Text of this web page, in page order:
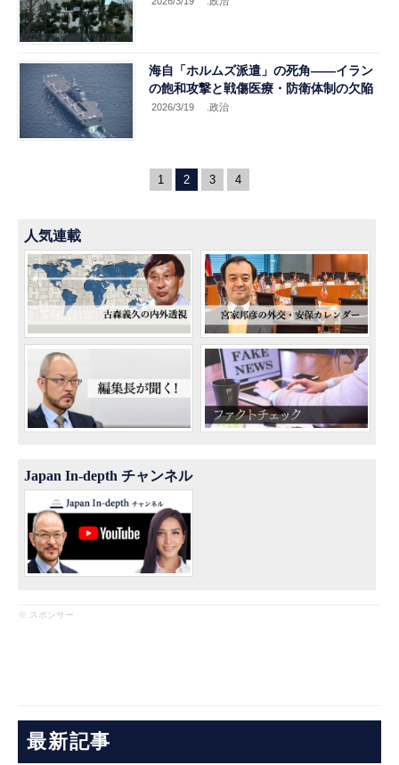
海自「ホルムズ派遣」の死角――イラン
の飽和攻撃と戦傷医療・防衛体制の欠陥
2026/3/19 .政治
1 2 3 4
人気連載
Japan In-depth チャンネル
※ スポンサー
最新記事